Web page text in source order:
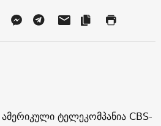
ტელეკომპანია CBS-